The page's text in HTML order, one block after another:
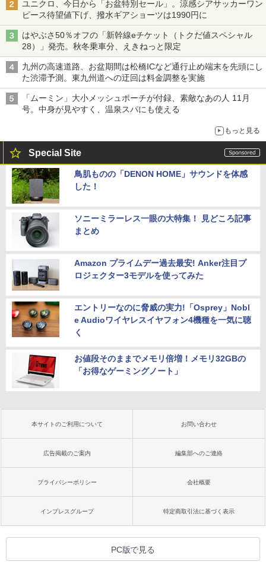
ユニクロ、今日から「お盆特別セール」。涼感シアサッカーワン
ピース待望値下げ、撥水ギアショーツは1990円に
はやぶさ50％オフの「新幹線eチケット（トクだ値スペシャル
28）」発売。秋冬乗車分、えきねっと限定
九州の高速道路、お盆期間は松橋ICなど通行止め端末を先頭にし
た渋滞予測。東九州道への迂回は料金調整を実施
「ムーミン」大小メッシュポーチが付録、素敵なあの人 11月
号。中身が見やすく、温泉スパにも使える
もっと見る
Special Site
鳥肌ものの「DENON HOME」サウンドを体感
した！
ソニーミラーレス一眼の大特集！ 見どころ記事
まとめ
Amazon プライムデー過去最安! Anker注目プ
ロジェクター3モデルを使ってみた
エントリーなのに脅威の実力!「Osprey」Nobl
e Audioワイヤレスイヤフォン4機種を一気に聴
く
お値段そのままでメモリ倍増！メモリ32GBの
「お得なゲーミングノート」
本サイトのご利用について お問い合わせ
広告掲載のご案内 編集部へのご連絡
プライバシーポリシー 会社概要
インプレスグループ 特定商取引法に基づく表示
PC版で見る